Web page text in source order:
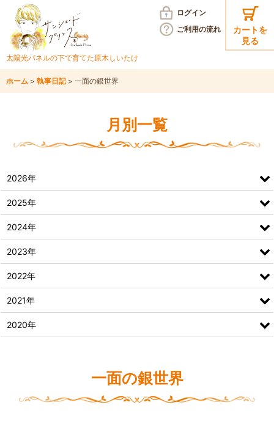
太陽光パネルの下で育てた原木しいたけ
カートを
見る
ログイン
ご利用の流れ
ホーム > 執事日記 > 一面の銀世界
一面の銀世界
月別一覧
2026年
2025年
2024年
2023年
2022年
2021年
2020年